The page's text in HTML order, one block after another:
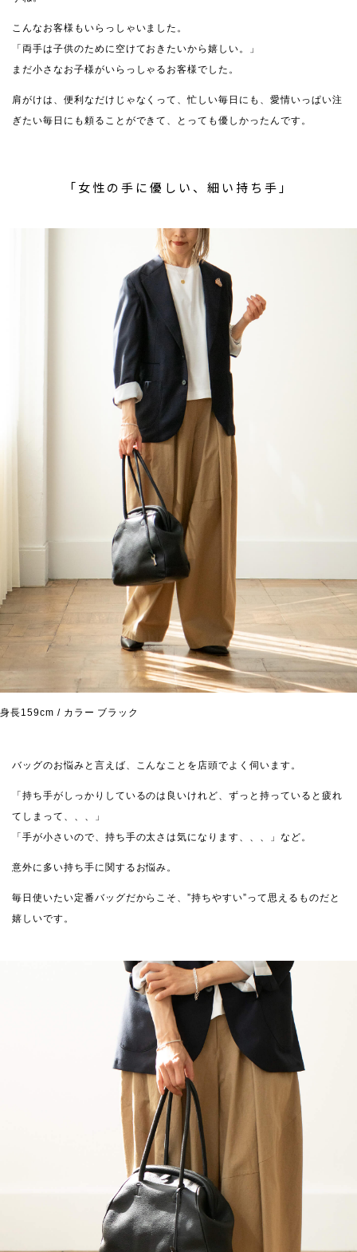
こんなお客様もいらっしゃいました。
「両手は子供のために空けておきたいから嬉しい。」
まだ小さなお子様がいらっしゃるお客様でした。
肩がけは、便利なだけじゃなくって、忙しい毎日にも、愛情いっぱい注
ぎたい毎日にも頼ることができて、とっても優しかったんです。
「女性の手に優しい、細い持ち手」
身長159cm / カラー ブラック
バッグのお悩みと言えば、こんなことを店頭でよく伺います。
「持ち手がしっかりしているのは良いけれど、ずっと持っていると疲れ
てしまって、、、」
「手が小さいので、持ち手の太さは気になります、、、」など。
意外に多い持ち手に関するお悩み。
毎日使いたい定番バッグだからこそ、”持ちやすい”って思えるものだと
嬉しいです。